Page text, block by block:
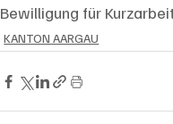
Bewilligung für
KANTON AARGAU